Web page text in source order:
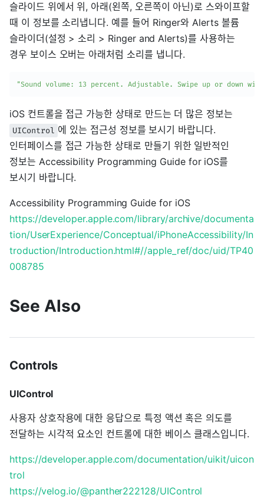
슬라이드 위에서 위, 아래(왼쪽, 오른쪽이 아닌)로 스와이프할
때 이 정보를 소리냅니다. 예를 들어 Ringer와 Alerts 볼륨
슬라이더(설정 > 소리 > Ringer and Alerts)를 사용하는
경우 보이스 오버는 아래처럼 소리를 냅니다.
"Sound volume: 13 percent. Adjustable. Swipe up or down
iOS 컨트롤을 접근 가능한 상태로 만드는 더 많은 정보는
UIControl 에 있는 접근성 정보를 보시기 바랍니다.
인터페이스를 접근 가능한 상태로 만들기 위한 일반적인
정보는 Accessibility Programming Guide for iOS를
보시기 바랍니다.
Accessibility Programming Guide for iOS
https://developer.apple.com/library/archive/documenta
tion/UserExperience/Conceptual/iPhoneAccessibility/In
troduction/Introduction.html#//apple_ref/doc/uid/TP40
008785
See Also
Controls
UIControl
사용자 상호작용에 대한 응답으로 특정 액션 혹은 의도를
전달하는 시각적 요소인 컨트롤에 대한 베이스 클래스입니다.
https://developer.apple.com/documentation/uikit/uicon
trol
https://velog.io/@panther222128/UIControl